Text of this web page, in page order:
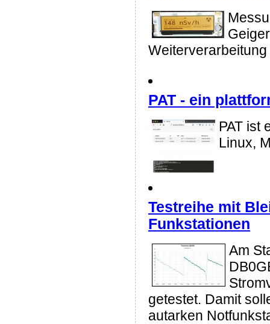
PAT - ein
PAT ist
Linux,
Testreihe mit
Funkstationen
Am
getestet. Damit
autarken